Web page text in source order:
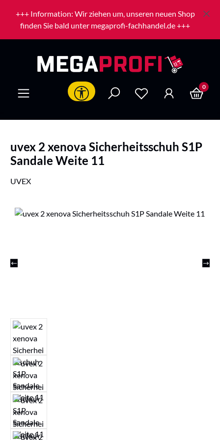
Zum Hauptinhalt springen
+++ Information: Wir ziehen um, unseren neuen Shop
finden Sie bald unter megaprofi-fachhandel.de +++
Werkzeugleiste anzeigen 0
uvex 2 xenova Sicherheitsschuh S1P
Sandale Weite 11
UVEX
Bildergalerie überspringen